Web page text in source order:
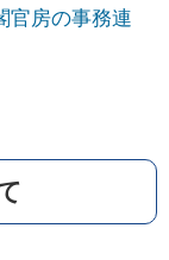
官房の事務連